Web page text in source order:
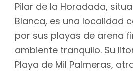
Pilar de la Horadada,
Blanca, es una localidad
por sus playas de arena
ambiente tranquilo. Su
Playa de Mil Palmeras,